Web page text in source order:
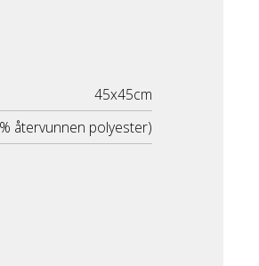
45x45cm
återvunnen polyester)